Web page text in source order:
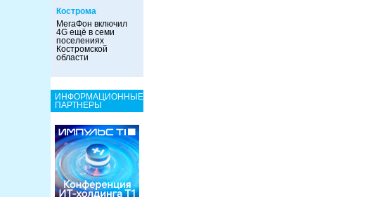
Кострома
МегаФон включил
4G ещё в семи
поселениях
Костромской
области
ИНФОРМАЦИОННЫЕ
ПАРТНЕРЫ